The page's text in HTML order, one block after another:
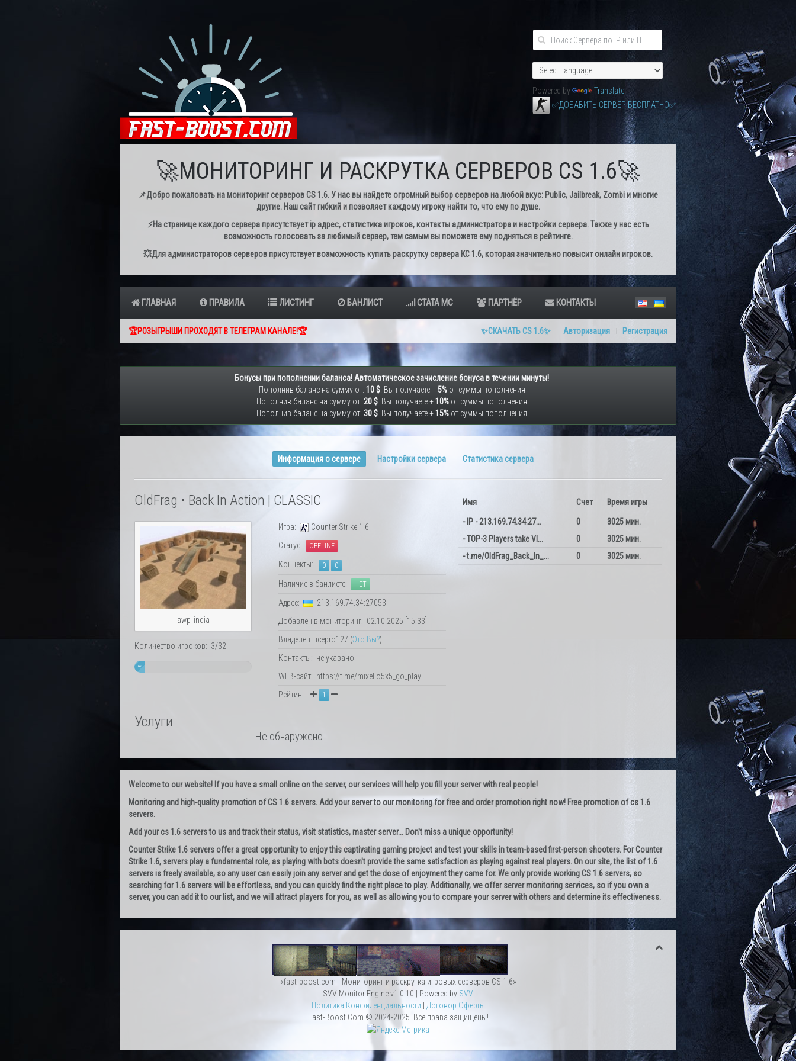
Powered by
Translate
✅ДОБАВИТЬ СЕРВЕР БЕСПЛАТНО✅
🚀МОНИТОРИНГ И РАСКРУТКА СЕРВЕРОВ CS 1.6🚀
📌Добро пожаловать на мониторинг серверов CS 1.6. У нас вы найдете огромный выбор серверов на любой вкус: Public, Jailbreak, Zombi и многие
другие. Наш сайт гибкий и позволяет каждому игроку найти то, что ему по душе.
⚡️На странице каждого сервера присутствует ip адрес, статистика игроков, контакты администратора и настройки сервера. Также у нас есть
возможность голосовать за любимый сервер, тем самым вы поможете ему подняться в рейтинге.
💥Для администраторов серверов присутствует возможность купить раскрутку сервера КС 1.6, которая значительно повысит онлайн игроков.
ГЛАВНАЯ ПРАВИЛА ЛИСТИНГ БАНЛИСТ СТАТА МС ПАРТНЁР КОНТАКТЫ
🏆РОЗЫГРЫШИ ПРОХОДЯТ В ТЕЛЕГРАМ КАНАЛЕ!🏆 ✨СКАЧАТЬ CS 1.6✨ Авторизация Регистрация
Бонусы при пополнении баланса! Автоматическое зачисление бонуса в течении минуты!
Пополнив баланс на сумму от: 10 $. Вы получаете +5%от суммы пополнения
Пополнив баланс на сумму от: 20 $ . Вы получаете +10% от суммы пополнения
Пополнив баланс на сумму от: 30 $ . Вы получаете +15% от суммы пополнения
Информация о сервере Настройки сервера Статистика сервера
OldFrag • Back In Action | CLASSIC
awp_india
Количество игроков: 3/32
~
Игра:
Counter Strike 1.6
Статус:
OFFLINE
Коннекты: 0 0
Наличие в банлисте: НЕТ
Адрес:
213.169.74.34:27053
Добавлен в мониторинг: 02.10.2025 [15:33]
Владелец: icepro127 (Это Вы?)
Контакты: не указано
WEB-сайт: https://t.me/mixello5x5_go_play
Рейтинг:
1
Услуги
Не обнаружено
Имя Счет Время игры
- IP - 213.169.74.34:27... 0
3025 мин.
- TOP-3 Players take VI...
0
3025 мин.
- t.me/OldFrag_Back_In_...
0 3025 мин.
Welcome to our website! If you have a small online on the server, our services will help you fill your server with real people!
Monitoring and high-quality promotion of CS 1.6 servers. Add your server to our monitoring for free and order promotion right now! Free promotion of cs 1.6
servers.
Add your cs 1.6 servers to us and track their status, visit statistics, master server... Don't miss a unique opportunity!
Counter Strike 1.6 servers offer a great opportunity to enjoy this captivating gaming project and test your skills in team-based first-person shooters. For Counter
Strike 1.6, servers play a fundamental role, as playing with bots doesn't provide the same satisfaction as playing against real players. On our site, the list of 1.6
servers is freely available, so any user can easily join any server and get the dose of enjoyment they came for. We only provide working CS 1.6 servers, so
searching for 1.6 servers will be effortless, and you can quickly find the right place to play. Additionally, we offer server monitoring services, so if you own a
server, you can add it to our list, and we will attract players for you, as well as allowing you to compare your server with others and determine its effectiveness.
«fast-boost.com - Мониторинг и раскрутка игровых серверов CS 1.6»
SVV Monitor Engine v1.0.10 | Powered by SVV
Политика Конфиденциальности
Договор Оферты
Fast-Boost.Com © 2024-2025. Все права защищены!